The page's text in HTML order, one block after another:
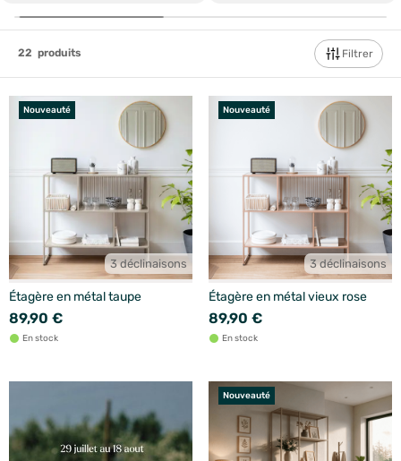
22 produits Filtrer
Nouveauté
3 déclinaisons
Étagère en métal taupe
89,90 €
En stock
Nouveauté
3 déclinaisons
Étagère en métal vieux rose
89,90 €
En stock
Nouveauté